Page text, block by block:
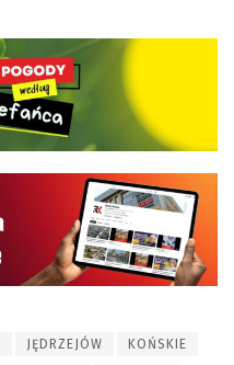
JĘDRZEJÓW KOŃSKIE